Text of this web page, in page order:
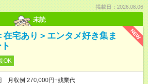
掲載日：2026.08.06
未読
NEW
在宅あり＞エンタメ好き集ま
OK
月収例 270,000円+残業代